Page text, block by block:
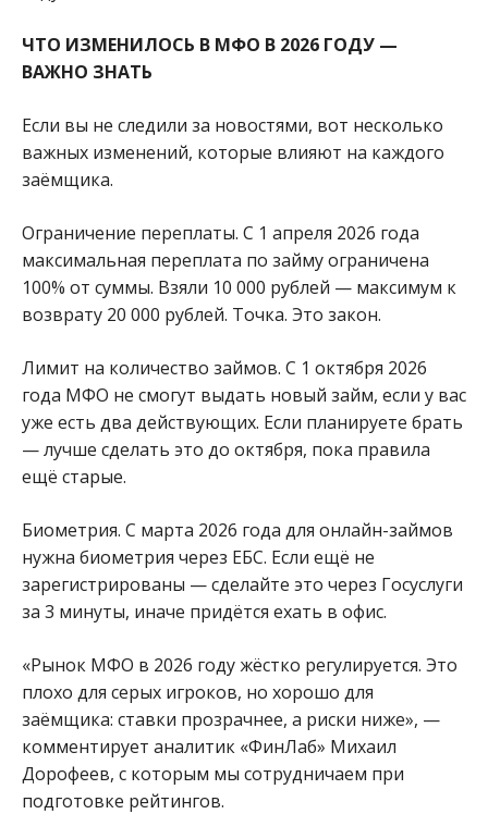
ЧТО ИЗМЕНИЛОСЬ В МФО В 2026 ГОДУ —
ВАЖНО ЗНАТЬ
Если вы не следили за новостями, вот несколько
важных изменений, которые влияют на каждого
заёмщика.
Ограничение переплаты. С 1 апреля 2026 года
максимальная переплата по займу ограничена
100% от суммы. Взяли 10 000 рублей — максимум к
возврату 20 000 рублей. Точка. Это закон.
Лимит на количество займов. С 1 октября 2026
года МФО не смогут выдать новый займ, если у вас
уже есть два действующих. Если планируете брать
— лучше сделать это до октября, пока правила
ещё старые.
Биометрия. С марта 2026 года для онлайн-займов
нужна биометрия через ЕБС. Если ещё не
зарегистрированы — сделайте это через Госуслуги
за 3 минуты, иначе придётся ехать в офис.
«Рынок МФО в 2026 году жёстко регулируется. Это
плохо для серых игроков, но хорошо для
заёмщика: ставки прозрачнее, а риски ниже», —
комментирует аналитик «ФинЛаб» Михаил
Дорофеев, с которым мы сотрудничаем при
подготовке рейтингов.